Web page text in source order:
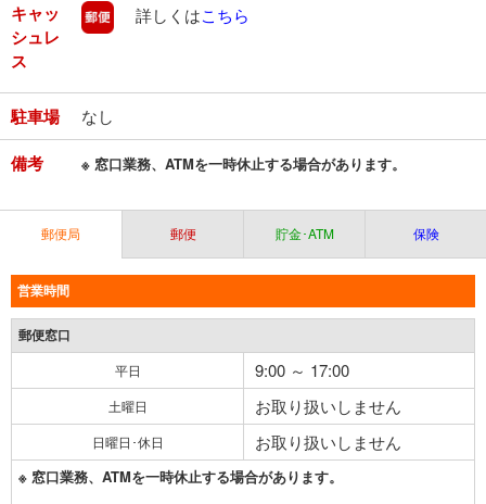
キャッ
シュレ
ス
郵便
詳しくはこちら
駐車場 なし
備考 ※ 窓口業務、ATMを一時休止する場合があります。
郵便局 郵便 貯金･ATM 保険
営業時間
郵便窓口
平日 9:00 ～ 17:00
土曜日 お取り扱いしません
日曜日･休日 お取り扱いしません
※ 窓口業務、ATMを一時休止する場合があります。